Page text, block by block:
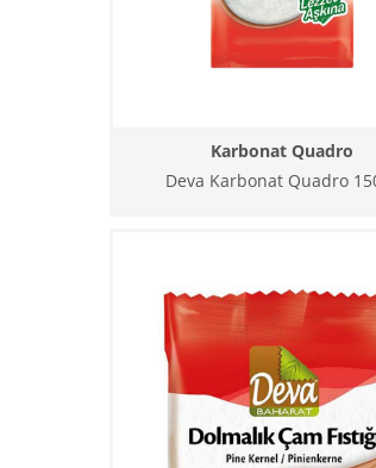
Karbonat Quadro
Deva Karbonat Quadro